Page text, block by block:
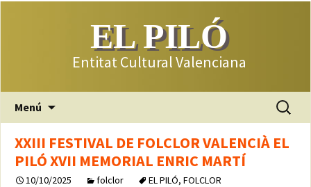
EL PILÓ
Entitat Cultural Valenciana
Menú Buscar:
XXIII FESTIVAL DE FOLCLOR VALENCIÀ EL
PILÓ XVII MEMORIAL ENRIC MARTÍ
10/10/2025 folclor EL PILÓ, FOLCLOR